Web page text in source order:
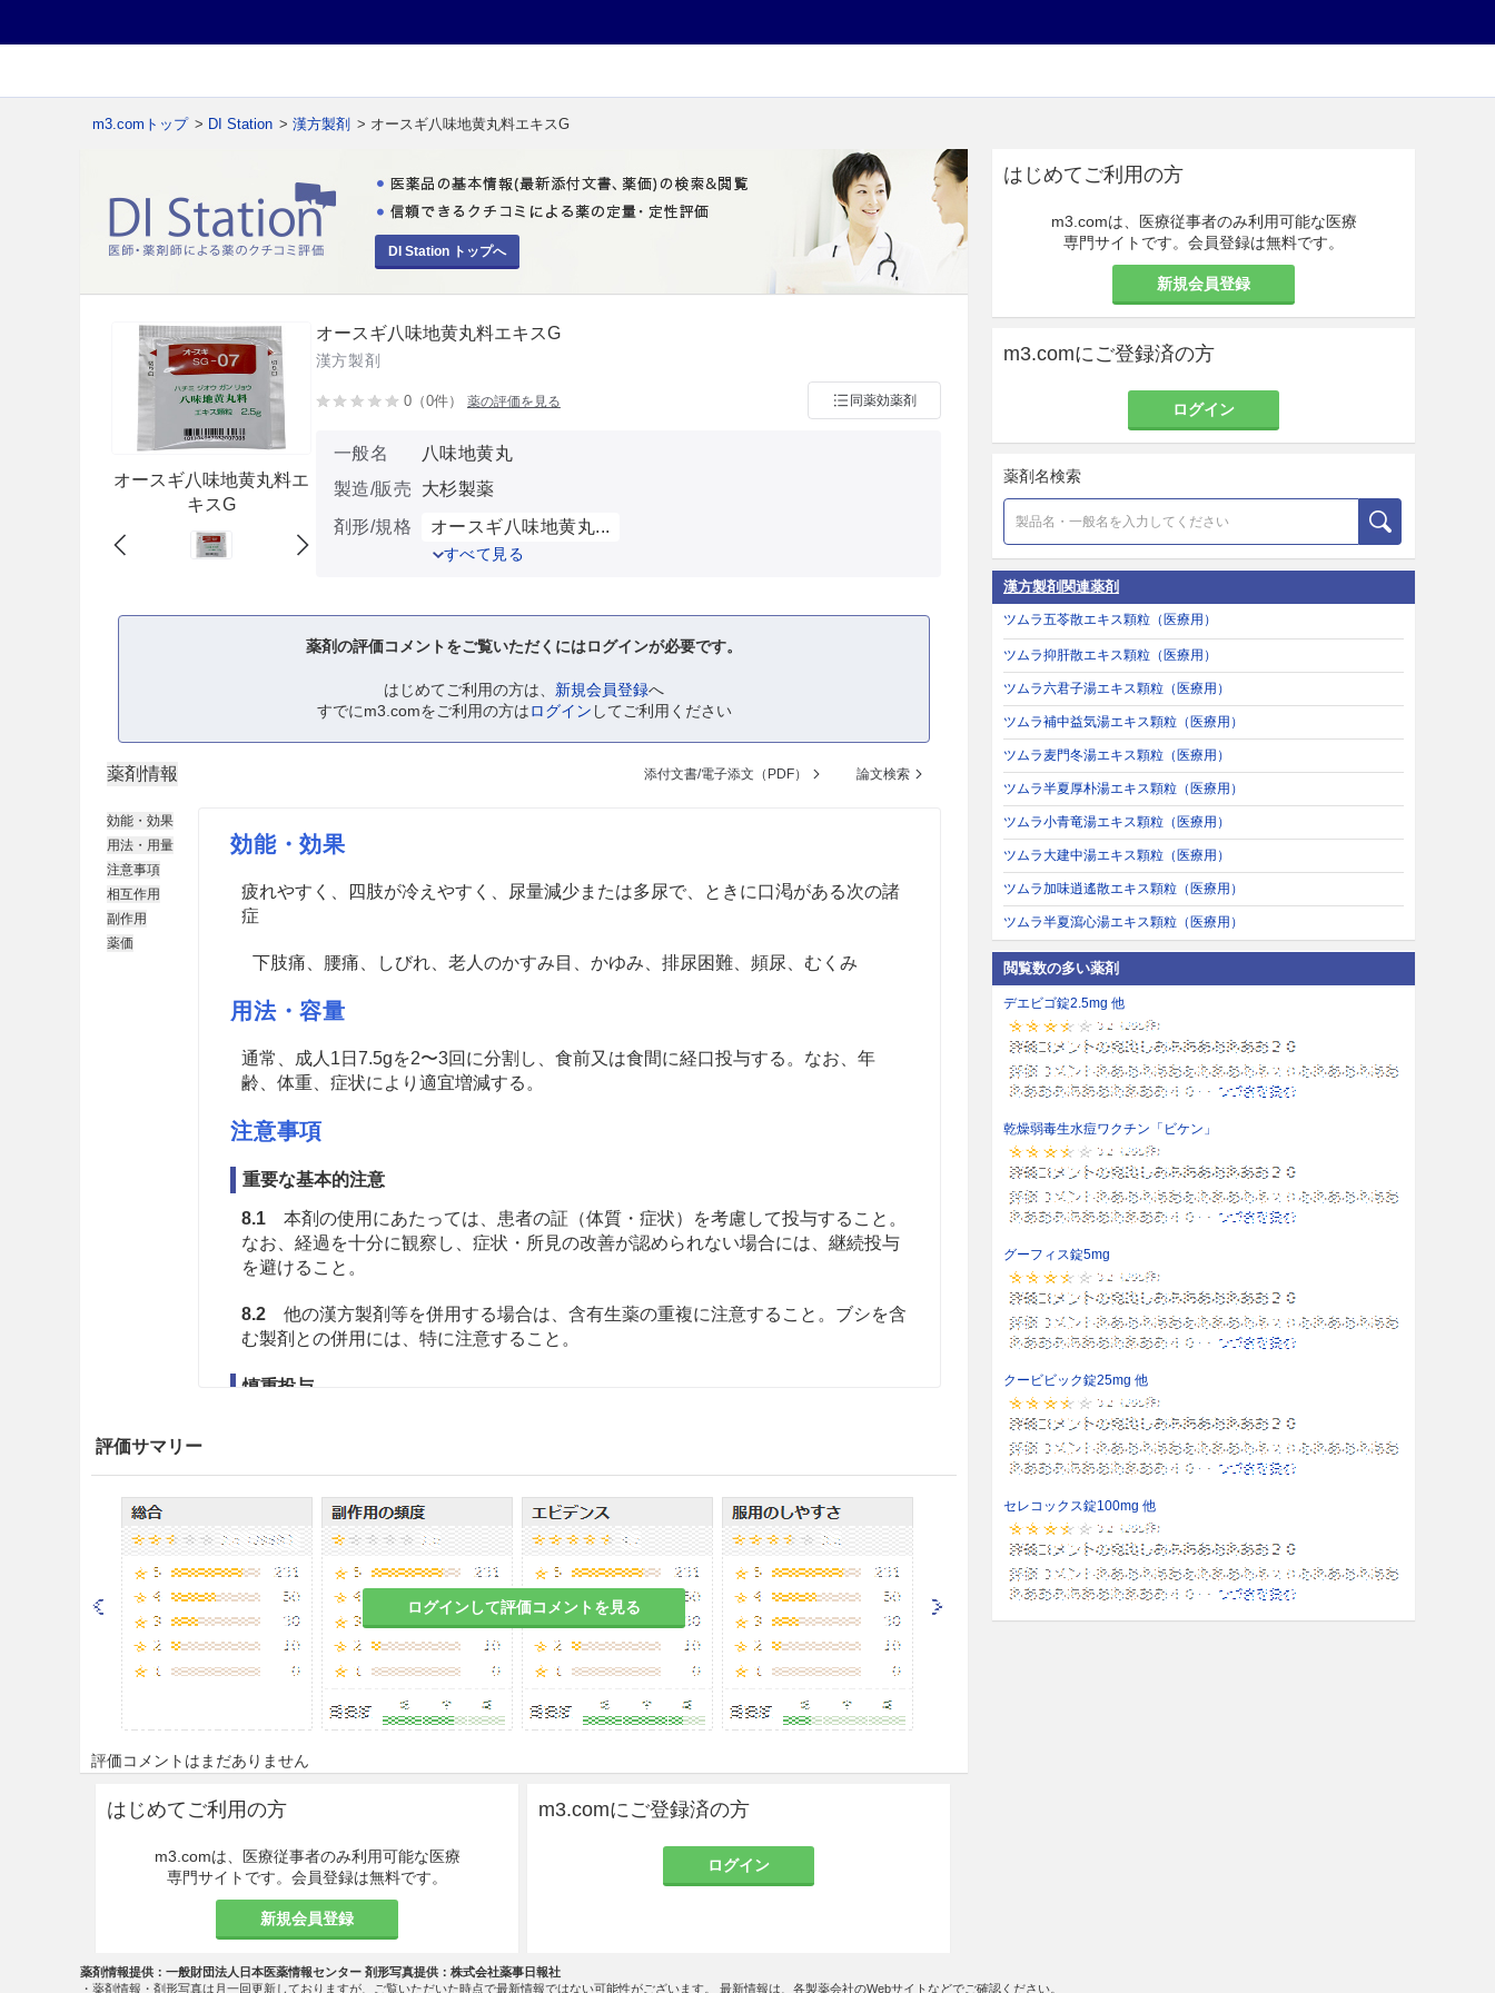
m3.comトップ > DI Station > 漢方製剤 > オースギ八味地黄丸料エキスG
DI Station トップへ
オースギ八味地黄丸料エ
キスG
オースギ八味地黄丸料エキスG
漢方製剤
0（0件） 薬の評価を見る 同薬効薬剤
一般名
八味地黄丸
製造/販売
大杉製薬
剤形/規格
オースギ八味地黄丸...
すべて見る
薬剤の評価コメントをご覧いただくにはログインが必要です。
はじめてご利用の方は、 新規会員登録へ
すでにm3.comをご利用の方はログイン してご利用ください
薬剤情報 添付文書/電子添文（PDF） 論文検索
効能・効果
用法・用量
注意事項
相互作用
副作用
薬価
効能・効果
疲れやすく、四肢が冷えやすく、尿量減少または多尿で、ときに口渇がある次の諸
症
下肢痛、腰痛、しびれ、老人のかすみ目、かゆみ、排尿困難、頻尿、むくみ
用法・容量
通常、成人1日7.5gを2〜3回に分割し、食前又は食間に経口投与する。なお、年
齢、体重、症状により適宜増減する。
注意事項
重要な基本的注意
8.1本剤の使用にあたっては、患者の証（体質・症状）を考慮して投与すること。
なお、経過を十分に観察し、症状・所見の改善が認められない場合には、継続投与
を避けること。
8.2他の漢方製剤等を併用する場合は、含有生薬の重複に注意すること。ブシを含
む製剤との併用には、特に注意すること。
慎重投与
9.1.1 体力の充実している患者
副作用があらわれやすくなり、その症状が増強されるおそれがある。
9.1.2 暑がりで、のぼせが強く、赤ら顔の患者
心悸亢進、のぼせ、舌のしびれ、悪心等があらわれることがある。
9.1.3 著しく胃腸の虚弱な患者
食欲不振、胃部不快感、悪心、嘔吐、腹痛、下痢、便秘等があらわれることがあ
る。
9.1.4 食欲不振、悪心、嘔吐のある患者
これらの症状が悪化するおそれがある。
9.5 妊婦
妊婦又は妊娠している可能性のある女性には投与しないことが望ましい。本剤に
含まれるボタンピにより流早産の危険性があり、またブシ末の副作用があらわれ
やすくなる。
評価サマリー
ログインして評価コメントを見る
評価コメントはまだありません
はじめてご利用の方
m3.comは、医療従事者のみ利用可能な医療
専門サイトです。会員登録は無料です。
新規会員登録
m3.comにご登録済の方
ログイン
はじめてご利用の方
m3.comは、医療従事者のみ利用可能な医療
専門サイトです。会員登録は無料です。
新規会員登録
m3.comにご登録済の方
ログイン
薬剤名検索
漢方製剤関連薬剤
ツムラ五苓散エキス顆粒（医療用）
ツムラ抑肝散エキス顆粒（医療用）
ツムラ六君子湯エキス顆粒（医療用）
ツムラ補中益気湯エキス顆粒（医療用）
ツムラ麦門冬湯エキス顆粒（医療用）
ツムラ半夏厚朴湯エキス顆粒（医療用）
ツムラ小青竜湯エキス顆粒（医療用）
ツムラ大建中湯エキス顆粒（医療用）
ツムラ加味逍遙散エキス顆粒（医療用）
ツムラ半夏瀉心湯エキス顆粒（医療用）
閲覧数の多い薬剤
デエビゴ錠2.5mg 他
乾燥弱毒生水痘ワクチン「ビケン」
グーフィス錠5mg
クービビック錠25mg 他
セレコックス錠100mg 他
薬剤情報提供：一般財団法人日本医薬情報センター 剤形写真提供：株式会社薬事日報社
・薬剤情報・剤形写真は月一回更新しておりますが、ご覧いただいた時点で最新情報ではない可能性がございます。 最新情報は、各製薬会社のWebサイトなどでご確認ください。